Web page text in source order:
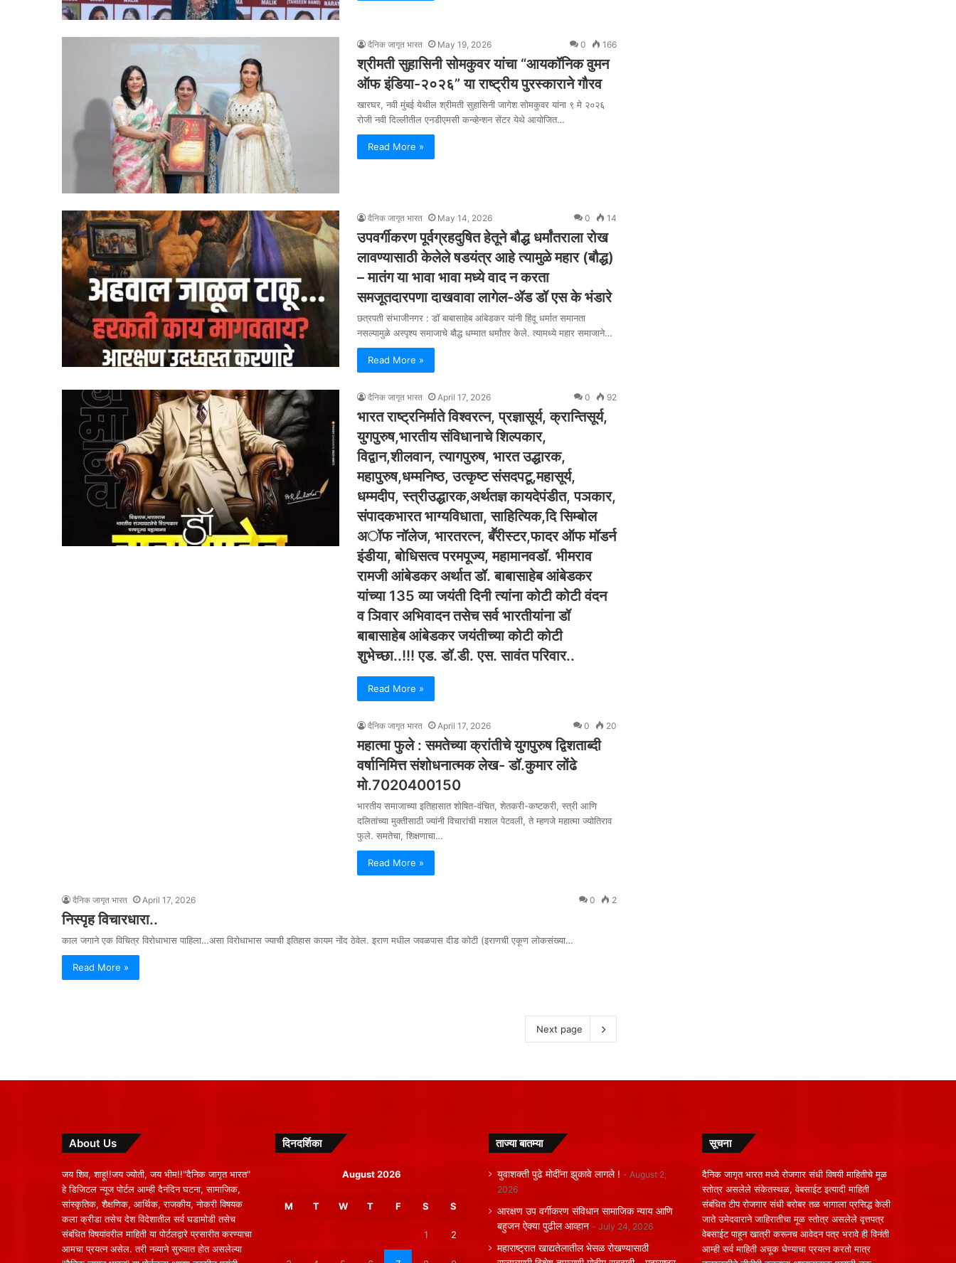
दैनिक जागृत भारत May 19, 2026 0 166
श्रीमती सुहासिनी सोमकुवर यांचा “आयकॉनिक वुमन
ऑफ इंडिया-२०२६” या राष्ट्रीय पुरस्काराने गौरव
खारघर, नवी मुंबई येथील श्रीमती सुहासिनी जागेश सोमकुवर यांना ९ मे २०२६
रोजी नवी दिल्लीतील एनडीएमसी कन्व्हेन्शन सेंटर येथे आयोजित…
Read More »
दैनिक जागृत भारत May 14, 2026 0 14
उपवर्गीकरण पूर्वग्रहदुषित हेतूने बौद्ध धर्मांतराला रोख
लावण्यासाठी केलेले षडयंत्र आहे त्यामुळे महार (बौद्ध)
– मातंग या भावा भावा मध्ये वाद न करता
समजूतदारपणा दाखवावा लागेल-ॲड डॉ एस के भंडारे
छत्रपती संभाजीनगर : डॉ बाबासाहेब आंबेडकर यांनी हिंदू धर्मात समानता
नसल्यामुळे अस्पृश्य समाजाचे बौद्ध धम्मात धर्मांतर केले. त्यामध्ये महार समाजाने…
Read More »
दैनिक जागृत भारत April 17, 2026 0 92
भारत राष्ट्रनिर्माते विश्वरत्न, प्रज्ञासूर्य, क्रान्तिसूर्य,
युगपुरुष,भारतीय संविधानाचे शिल्पकार,
विद्वान,शीलवान, त्यागपुरुष, भारत उद्धारक,
महापुरुष,धम्मनिष्ठ, उत्कृष्ट संसदपटू,महासूर्य,
धम्मदीप, स्त्रीउद्धारक,अर्थतज्ञ कायदेपंडीत, पञकार,
संपादकभारत भाग्यविधाता, साहित्यिक,दि सिम्बोल
अॉफ नॉलेज, भारतरत्न, बॕरीस्टर,फादर ऑफ मॉडर्न
इंडीया, बोधिसत्व परमपूज्य, महामानवडॉ. भीमराव
रामजी आंबेडकर अर्थात डॉ. बाबासाहेब आंबेडकर
यांच्या 135 व्या जयंती दिनी त्यांना कोटी कोटी वंदन
व ञिवार अभिवादन तसेच सर्व भारतीयांना डॉ
बाबासाहेब आंबेडकर जयंतीच्या कोटी कोटी
शुभेच्छा..!!! एड. डॉ.डी. एस. सावंत परिवार..
Read More »
दैनिक जागृत भारत April 17, 2026 0 20
महात्मा फुले : समतेच्या क्रांतीचे युगपुरुष द्विशताब्दी
वर्षानिमित्त संशोधनात्मक लेख- डॉ.कुमार लोंढे
मो.7020400150
भारतीय समाजाच्या इतिहासात शोषित-वंचित, शेतकरी-कष्टकरी, स्त्री आणि
दलितांच्या मुक्तीसाठी ज्यांनी विचारांची मशाल पेटवली, ते म्हणजे महात्मा ज्योतिराव
फुले. समतेचा, शिक्षणाचा…
Read More »
दैनिक जागृत भारत April 17, 2026 0 2
निस्पृह विचारधारा..
काल जगाने एक विचित्र विरोधाभास पाहिला…असा विरोधाभास ज्याची इतिहास कायम नोंद ठेवेल. इराण मधील जवळपास दीड कोटी (इराणची एकूण लोकसंख्या…
Read More »
Next page
About Us
जय शिव, शाहू!!जय ज्योती, जय भीम!!"दैनिक जागृत भारत"
हे डिजिटल न्यूज पोर्टल आम्ही दैनंदिन घटना, सामाजिक,
सांस्कृतिक, शैक्षणिक, आर्थिक, राजकीय, नोकरी विषयक
कला क्रीडा तसेच देश विदेशातील सर्व घडामोडी तसेच
संबंधित विषयांवरील माहिती या पोर्टलद्वारे प्रसारीत करण्याचा
आमचा प्रयत्न असेल. तरी नव्याने सुरुवात होत असलेल्या
दिनदर्शिका
August 2026
M T W T F S S
1 2
ताज्या बातम्या
युवाशक्ती पुढे मोदींना झुकावे लागले !
August 2,
2026
आरक्षण उप वर्गीकरण संविधान सामाजिक न्याय आणि
बहुजन ऐक्या पुढील आव्हान
July 24, 2026
महाराष्ट्रात खाद्यतेलातील भेसळ रोखण्यासाठी
सूचना
दैनिक जागृत भारत मध्ये रोजगार संधी विषयी माहितीचे मूळ
स्तोत्र असलेले संकेतस्थळ, वेबसाईट इत्यादी माहिती
संबंधित टीप रोजगार संधी बरोबर तळ भागाला प्रसिद्ध केली
जाते उमेदवाराने जाहिरातीचा मूळ स्तोत्र असलेले वृत्तपत्र
वेबसाईट पाहून खात्री करूनच आवेदन पत्र भरावे ही विनंती
आम्ही सर्व माहिती अचूक घेण्याचा प्रयत्न करतो मात्र